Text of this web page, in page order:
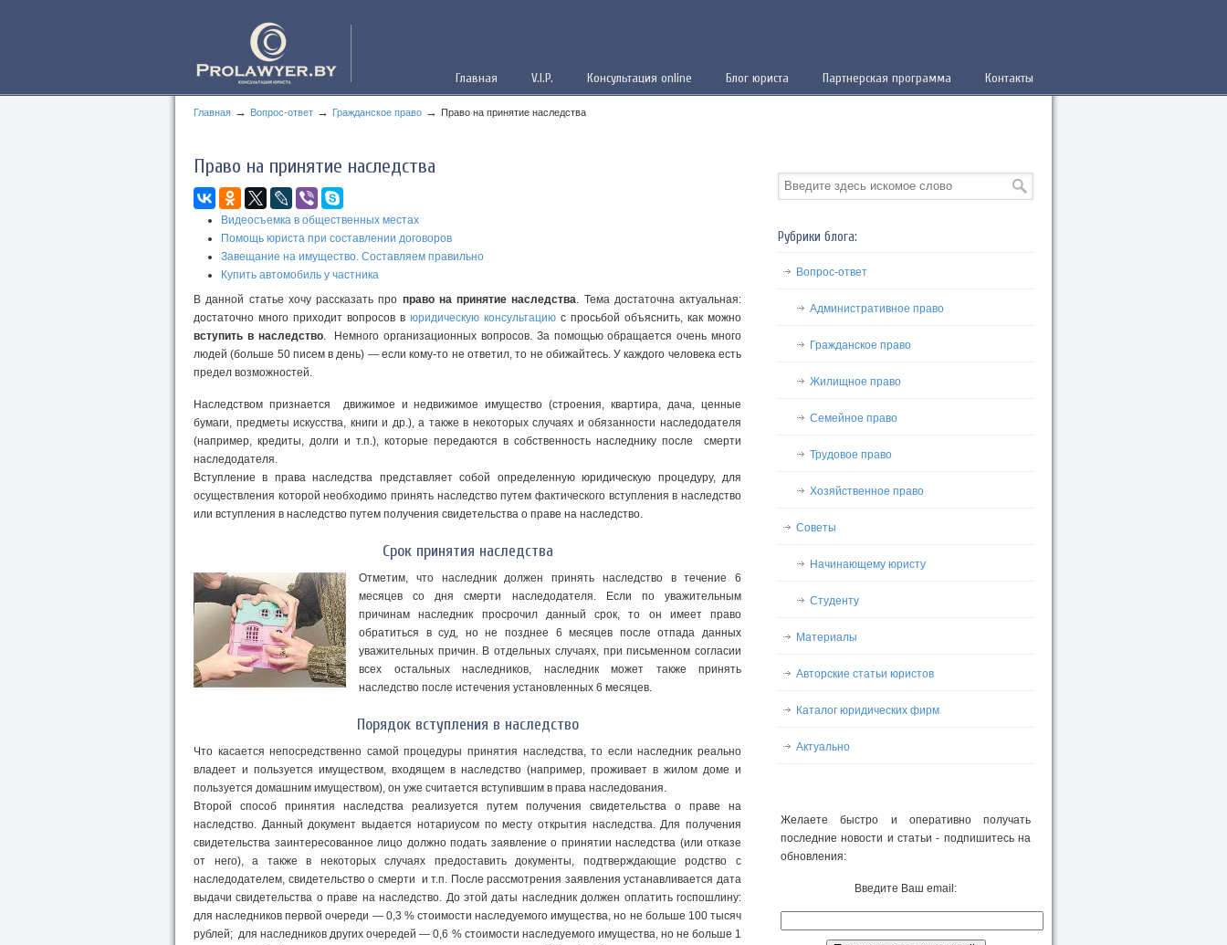
Главная V.I.P. Консультация online Блог юриста Партнерская программа Контакты
Главная → Вопрос-ответ → Гражданское право → Право на принятие наследства
Право на принятие наследства
Видеосъемка в общественных местах
Помощь юриста при составлении договоров
Завещание на имущество. Составляем правильно
Купить автомобиль у частника
В данной статье хочу рассказать про право на принятие наследства. Тема достаточна актуальная:
достаточно много приходит вопросов в юридическую консультацию с просьбой объяснить, как можно
вступить в наследство. Немного организационных вопросов. За помощью обращается очень много
людей (больше 50 писем в день) — если кому-то не ответил, то не обижайтесь. У каждого человека есть
предел возможностей.
Наследством признается движимое и недвижимое имущество (строения, квартира, дача, ценные
бумаги, предметы искусства, книги и др.), а также в некоторых случаях и обязанности наследодателя
(например, кредиты, долги и т.п.), которые передаются в собственность наследнику после смерти
наследодателя.
Вступление в права наследства представляет собой определенную юридическую процедуру, для
осуществления которой необходимо принять наследство путем фактического вступления в наследство
или вступления в наследство путем получения свидетельства о праве на наследство.
Срок принятия наследства
Отметим, что наследник должен принять наследство в течение 6
месяцев со дня смерти наследодателя. Если по уважительным
причинам наследник просрочил данный срок, то он имеет право
обратиться в суд, но не позднее 6 месяцев после отпада данных
уважительных причин. В отдельных случаях, при письменном согласии
всех остальных наследников, наследник может также принять
наследство после истечения установленных 6 месяцев.
Порядок вступления в наследство
Что касается непосредственно самой процедуры принятия наследства, то если наследник реально
владеет и пользуется имуществом, входящем в наследство (например, проживает в жилом доме и
пользуется домашним имуществом), он уже считается вступившим в права наследования.
Второй способ принятия наследства реализуется путем получения свидетельства о праве на
наследство. Данный документ выдается нотариусом по месту открытия наследства. Для получения
свидетельства заинтересованное лицо должно подать заявление о принятии наследства (или отказе
от него), а также в некоторых случаях предоставить документы, подтверждающие родство с
наследодателем, свидетельство о смерти и т.п. После рассмотрения заявления устанавливается дата
выдачи свидетельства о праве на наследство. До этой даты наследник должен оплатить госпошлину:
для наследников первой очереди — 0,3 % стоимости наследуемого имущества, но не больше 100 тысяч
рублей; для наследников других очередей — 0,6 % стоимости наследуемого имущества, но не больше 1
Рубрики блога:
Вопрос-ответ
Административное право
Гражданское право
Жилищное право
Семейное право
Трудовое право
Хозяйственное право
Советы
Начинающему юристу
Студенту
Материалы
Авторские статьи юристов
Каталог юридических фирм
Актуально
Желаете быстро и оперативно получать
последние новости и статьи - подпишитесь на
обновления:
Введите Ваш email: